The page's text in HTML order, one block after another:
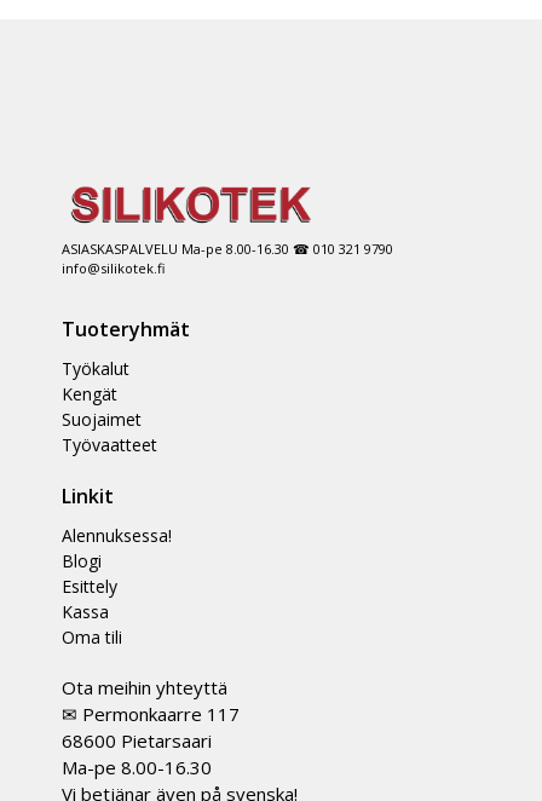
ASIASKASPALVELU Ma-pe 8.00-16.30 ☎ 010 321 9790
info@silikotek.fi
Tuoteryhmät
Työkalut
Kengät
Suojaimet
Työvaatteet
Linkit
Alennuksessa!
Blogi
Esittely
Kassa
Oma tili
Ota meihin yhteyttä
✉ Permonkaarre 117
68600 Pietarsaari
Ma-pe 8.00-16.30
Vi betjänar även på svenska!